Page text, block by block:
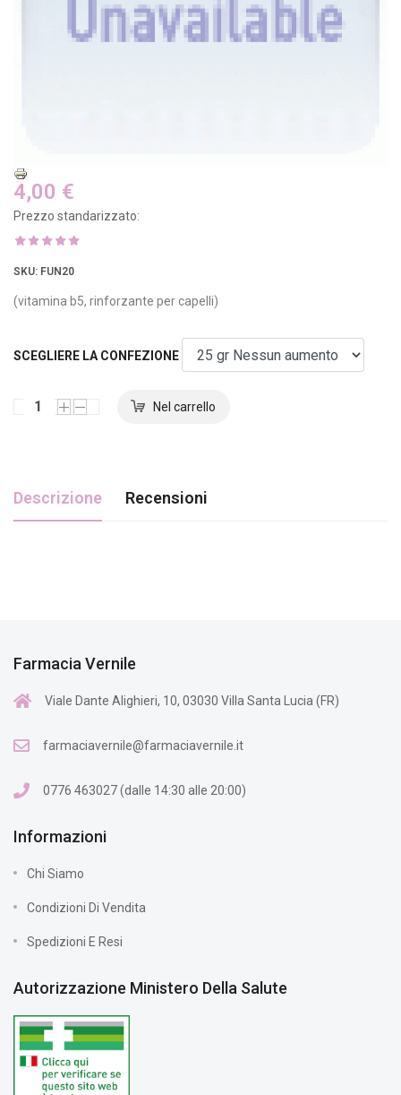
4,00 €
Prezzo standarizzato:
SKU: FUN20
(vitamina b5, rinforzante per capelli)
SCEGLIERE LA CONFEZIONE
Descrizione Recensioni
Farmacia Vernile
Viale Dante Alighieri, 10, 03030 Villa Santa Lucia (FR)
farmaciavernile@farmaciavernile.it
0776 463027 (dalle 14:30 alle 20:00)
Informazioni
Chi Siamo
Condizioni Di Vendita
Spedizioni E Resi
Autorizzazione Ministero Della Salute